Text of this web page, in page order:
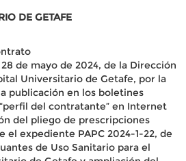
DE GETAFE
de mayo de 2024, de la Dirección
Universitario de Getafe, por la
publicación en los boletines
del contratante” en Internet
del pliego de prescripciones
el expediente PAPC 2024-1-22, de
de Uso Sanitario para el